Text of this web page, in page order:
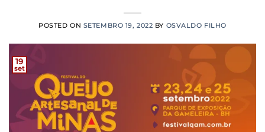
POSTED ON SETEMBRO 19, 2022 BY OSVALDO FILHO
19
set